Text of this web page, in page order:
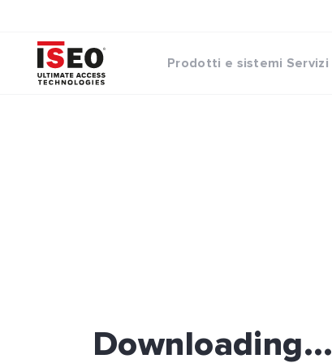
Prodotti e sistemi Servizi
Downloading...